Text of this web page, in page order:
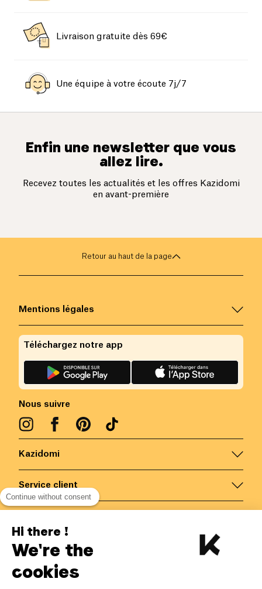
Livraison gratuite dès 69€
Une équipe à votre écoute 7j/7
Enfin une newsletter que vous
allez lire.
Recevez toutes les actualités et les offres Kazidomi
en avant-première
Retour au haut de la page
Kazidomi
Service client
Mentions légales
Nous suivre
Téléchargez notre app
Belgique/FR
Continue without consent
Hi there !
We're the
cookies